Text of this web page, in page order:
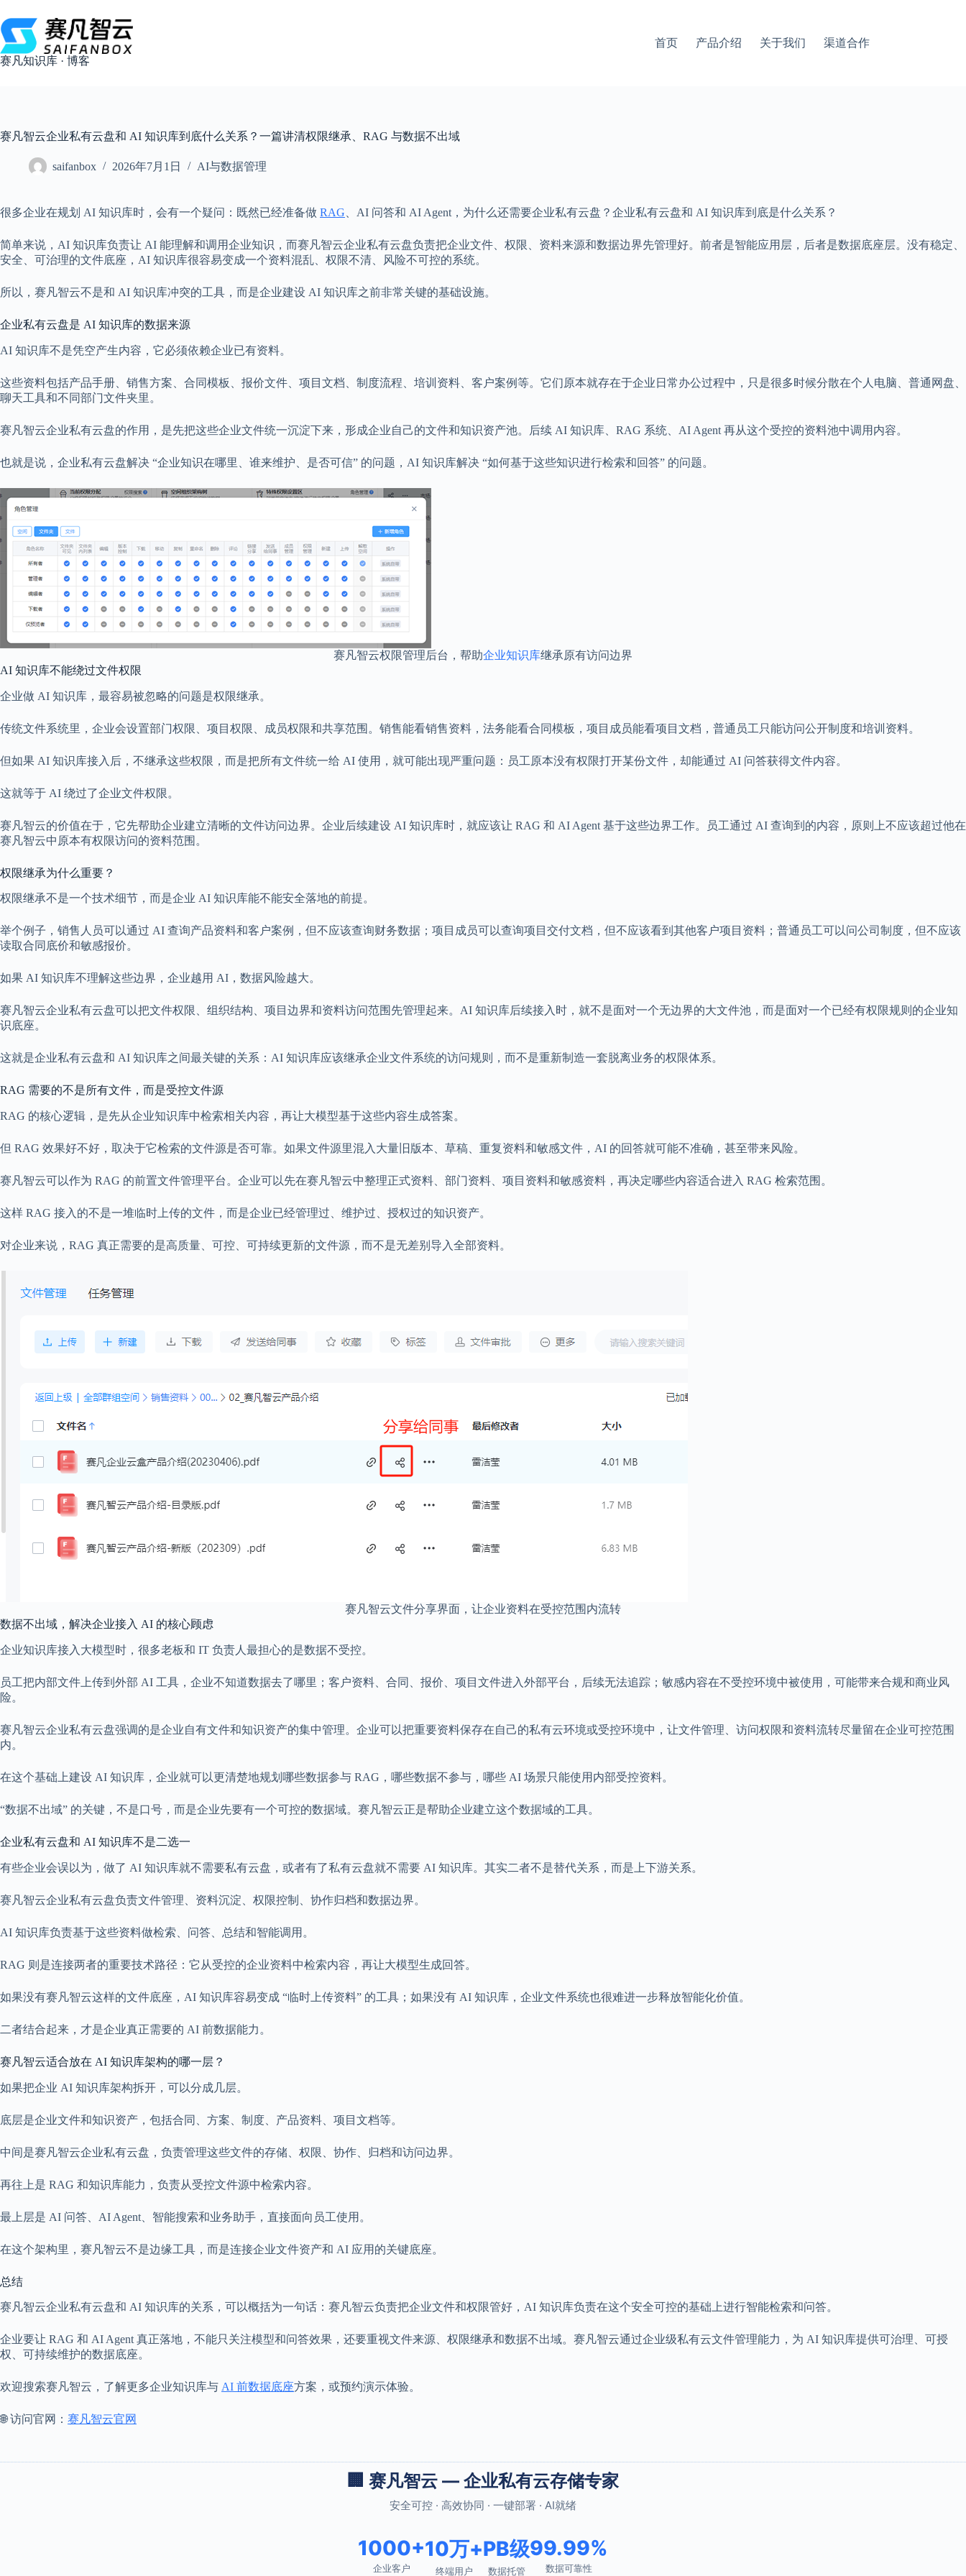
过
内
容
赛凡知识库 · 博客
首页 产品介绍 关于我们 渠道合作
赛凡智云企业私有云盘和 AI 知识库到底什么关系？一篇讲清权限继承、RAG 与数据不出域
saifanbox 2026年7月1日 AI与数据管理
很多企业在规划 AI 知识库时，会有一个疑问：既然已经准备做 RAG 、AI 问答和 AI Agent，为什么还需要企业私有云盘？企业私有云盘和 AI 知识库到底是什么关系？
简单来说，AI 知识库负责让 AI 能理解和调用企业知识，而赛凡智云企业私有云盘负责把企业文件、权限、资料来源和数据边界先管理好。前者是智能应用层，后者是数据底座层。没有稳定、
安全、可治理的文件底座，AI 知识库很容易变成一个资料混乱、权限不清、风险不可控的系统。
所以，赛凡智云不是和 AI 知识库冲突的工具，而是企业建设 AI 知识库之前非常关键的基础设施。
企业私有云盘是 AI 知识库的数据来源
AI 知识库不是凭空产生内容，它必须依赖企业已有资料。
这些资料包括产品手册、销售方案、合同模板、报价文件、项目文档、制度流程、培训资料、客户案例等。它们原本就存在于企业日常办公过程中，只是很多时候分散在个人电脑、普通网盘、
聊天工具和不同部门文件夹里。
赛凡智云企业私有云盘的作用，是先把这些企业文件统一沉淀下来，形成企业自己的文件和知识资产池。后续 AI 知识库、RAG 系统、AI Agent 再从这个受控的资料池中调用内容。
也就是说，企业私有云盘解决 “企业知识在哪里、谁来维护、是否可信” 的问题，AI 知识库解决 “如何基于这些知识进行检索和回答” 的问题。
赛凡智云权限管理后台，帮助企业知识库继承原有访问边界
AI 知识库不能绕过文件权限
企业做 AI 知识库，最容易被忽略的问题是权限继承。
传统文件系统里，企业会设置部门权限、项目权限、成员权限和共享范围。销售能看销售资料，法务能看合同模板，项目成员能看项目文档，普通员工只能访问公开制度和培训资料。
但如果 AI 知识库接入后，不继承这些权限，而是把所有文件统一给 AI 使用，就可能出现严重问题：员工原本没有权限打开某份文件，却能通过 AI 问答获得文件内容。
这就等于 AI 绕过了企业文件权限。
赛凡智云的价值在于，它先帮助企业建立清晰的文件访问边界。企业后续建设 AI 知识库时，就应该让 RAG 和 AI Agent 基于这些边界工作。员工通过 AI 查询到的内容，原则上不应该超过他在
赛凡智云中原本有权限访问的资料范围。
权限继承为什么重要？
权限继承不是一个技术细节，而是企业 AI 知识库能不能安全落地的前提。
举个例子，销售人员可以通过 AI 查询产品资料和客户案例，但不应该查询财务数据；项目成员可以查询项目交付文档，但不应该看到其他客户项目资料；普通员工可以问公司制度，但不应该
读取合同底价和敏感报价。
如果 AI 知识库不理解这些边界，企业越用 AI，数据风险越大。
赛凡智云企业私有云盘可以把文件权限、组织结构、项目边界和资料访问范围先管理起来。AI 知识库后续接入时，就不是面对一个无边界的大文件池，而是面对一个已经有权限规则的企业知
识底座。
这就是企业私有云盘和 AI 知识库之间最关键的关系：AI 知识库应该继承企业文件系统的访问规则，而不是重新制造一套脱离业务的权限体系。
RAG 需要的不是所有文件，而是受控文件源
RAG 的核心逻辑，是先从企业知识库中检索相关内容，再让大模型基于这些内容生成答案。
但 RAG 效果好不好，取决于它检索的文件源是否可靠。如果文件源里混入大量旧版本、草稿、重复资料和敏感文件，AI 的回答就可能不准确，甚至带来风险。
赛凡智云可以作为 RAG 的前置文件管理平台。企业可以先在赛凡智云中整理正式资料、部门资料、项目资料和敏感资料，再决定哪些内容适合进入 RAG 检索范围。
这样 RAG 接入的不是一堆临时上传的文件，而是企业已经管理过、维护过、授权过的知识资产。
对企业来说，RAG 真正需要的是高质量、可控、可持续更新的文件源，而不是无差别导入全部资料。
赛凡智云文件分享界面，让企业资料在受控范围内流转
数据不出域，解决企业接入 AI 的核心顾虑
企业知识库接入大模型时，很多老板和 IT 负责人最担心的是数据不受控。
员工把内部文件上传到外部 AI 工具，企业不知道数据去了哪里；客户资料、合同、报价、项目文件进入外部平台，后续无法追踪；敏感内容在不受控环境中被使用，可能带来合规和商业风
险。
赛凡智云企业私有云盘强调的是企业自有文件和知识资产的集中管理。企业可以把重要资料保存在自己的私有云环境或受控环境中，让文件管理、访问权限和资料流转尽量留在企业可控范围
内。
在这个基础上建设 AI 知识库，企业就可以更清楚地规划哪些数据参与 RAG，哪些数据不参与，哪些 AI 场景只能使用内部受控资料。
“数据不出域” 的关键，不是口号，而是企业先要有一个可控的数据域。赛凡智云正是帮助企业建立这个数据域的工具。
企业私有云盘和 AI 知识库不是二选一
有些企业会误以为，做了 AI 知识库就不需要私有云盘，或者有了私有云盘就不需要 AI 知识库。其实二者不是替代关系，而是上下游关系。
赛凡智云企业私有云盘负责文件管理、资料沉淀、权限控制、协作归档和数据边界。
AI 知识库负责基于这些资料做检索、问答、总结和智能调用。
RAG 则是连接两者的重要技术路径：它从受控的企业资料中检索内容，再让大模型生成回答。
如果没有赛凡智云这样的文件底座，AI 知识库容易变成 “临时上传资料” 的工具；如果没有 AI 知识库，企业文件系统也很难进一步释放智能化价值。
二者结合起来，才是企业真正需要的 AI 前数据能力。
赛凡智云适合放在 AI 知识库架构的哪一层？
如果把企业 AI 知识库架构拆开，可以分成几层。
底层是企业文件和知识资产，包括合同、方案、制度、产品资料、项目文档等。
中间是赛凡智云企业私有云盘，负责管理这些文件的存储、权限、协作、归档和访问边界。
再往上是 RAG 和知识库能力，负责从受控文件源中检索内容。
最上层是 AI 问答、AI Agent、智能搜索和业务助手，直接面向员工使用。
在这个架构里，赛凡智云不是边缘工具，而是连接企业文件资产和 AI 应用的关键底座。
总结
赛凡智云企业私有云盘和 AI 知识库的关系，可以概括为一句话：赛凡智云负责把企业文件和权限管好，AI 知识库负责在这个安全可控的基础上进行智能检索和问答。
企业要让 RAG 和 AI Agent 真正落地，不能只关注模型和问答效果，还要重视文件来源、权限继承和数据不出域。赛凡智云通过企业级私有云文件管理能力，为 AI 知识库提供可治理、可授
权、可持续维护的数据底座。
欢迎搜索赛凡智云，了解更多企业知识库与 AI 前数据底座方案，或预约演示体验。
🌐 访问官网： 赛凡智云官网
🏢 赛凡智云 — 企业私有云存储专家
安全可控 · 高效协同 · 一键部署 · AI就绪
1000+
企业客户
10万+
终端用户
PB级
数据托管
99.99%
数据可靠性